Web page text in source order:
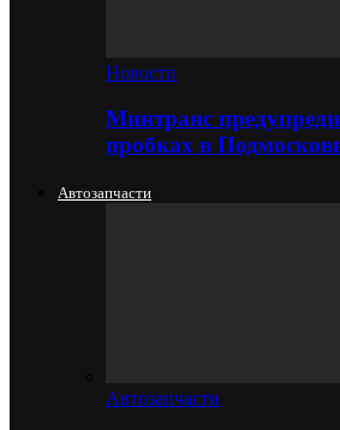
Новости
Минтранс
пробках в
Автозапчасти
Автозапчасти